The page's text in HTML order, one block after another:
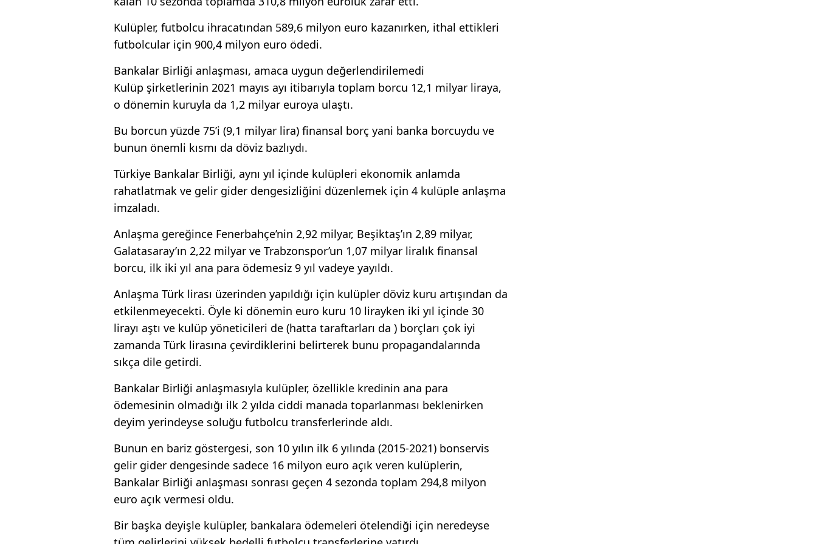
Kulüpler, futbolcu ihracatından 589,6 milyon euro kazanırken, ithal ettikleri
futbolcular için 900,4 milyon euro ödedi.
Bankalar Birliği anlaşması, amaca uygun değerlendirilemedi
Kulüp şirketlerinin 2021 mayıs ayı itibarıyla toplam borcu 12,1 milyar liraya,
o dönemin kuruyla da 1,2 milyar euroya ulaştı.
Bu borcun yüzde 75’i (9,1 milyar lira) finansal borç yani banka borcuydu ve
bunun önemli kısmı da döviz bazlıydı.
Türkiye Bankalar Birliği, aynı yıl içinde kulüpleri ekonomik anlamda
rahatlatmak ve gelir gider dengesizliğini düzenlemek için 4 kulüple anlaşma
imzaladı.
Anlaşma gereğince Fenerbahçe’nin 2,92 milyar, Beşiktaş’ın 2,89 milyar,
Galatasaray’ın 2,22 milyar ve Trabzonspor’un 1,07 milyar liralık finansal
borcu, ilk iki yıl ana para ödemesiz 9 yıl vadeye yayıldı.
Anlaşma Türk lirası üzerinden yapıldığı için kulüpler döviz kuru artışından da
etkilenmeyecekti. Öyle ki dönemin euro kuru 10 lirayken iki yıl içinde 30
lirayı aştı ve kulüp yöneticileri de (hatta taraftarları da ) borçları çok iyi
zamanda Türk lirasına çevirdiklerini belirterek bunu propagandalarında
sıkça dile getirdi.
Bankalar Birliği anlaşmasıyla kulüpler, özellikle kredinin ana para
ödemesinin olmadığı ilk 2 yılda ciddi manada toparlanması beklenirken
deyim yerindeyse soluğu futbolcu transferlerinde aldı.
Bunun en bariz göstergesi, son 10 yılın ilk 6 yılında (2015-2021) bonservis
gelir gider dengesinde sadece 16 milyon euro açık veren kulüplerin,
Bankalar Birliği anlaşması sonrası geçen 4 sezonda toplam 294,8 milyon
euro açık vermesi oldu.
Bir başka deyişle kulüpler, bankalara ödemeleri ötelendiği için neredeyse